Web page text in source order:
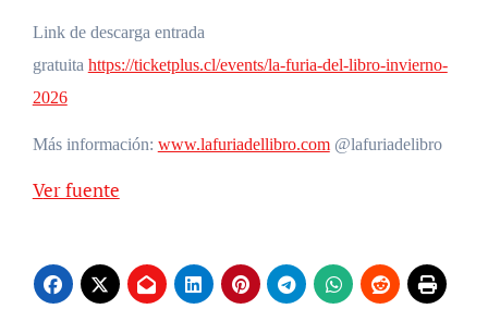
Link de descarga entrada
gratuita https://ticketplus.cl/events/la-furia-del-libro-invierno-
2026
Más información: www.lafuriadellibro.com@lafuriadelibro
Ver fuente